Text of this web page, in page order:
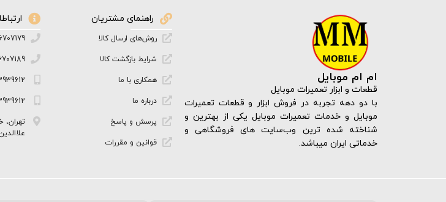
ام ام موبایل
قطعات و ابزار تعمیرات موبایل
با دو دهه تجربه در فروش ابزار و قطعات تعمیرات
موبایل و خدمات تعمیرات موبایل یکی از بهترین و
شناخته شده ترین وب‌سایت های فروشگاهی و
خدماتی ایران میباشد.
راهنمای مشتریان
روش‌های ارسال کالا
شرایط بازگشت کالا
همکاری با ما
درباره ما
پرسش و پاسخ
قوانین و مقررات
تهران،
علاالدین،